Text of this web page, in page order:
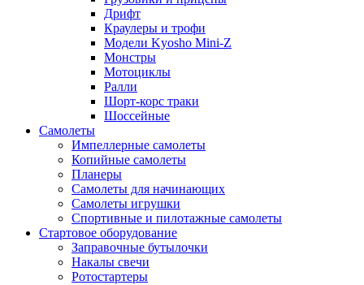
Дрифт
Краулеры и трофи
Модели Kyosho Mini-Z
Монстры
Мотоциклы
Ралли
Шорт-корс траки
Шоссейные
Самолеты
Импеллерные самолеты
Копийные самолеты
Планеры
Самолеты для начинающих
Самолеты игрушки
Спортивные и пилотажные самолеты
Стартовое оборудование
Заправочные бутылочки
Накалы свечи
Ротостартеры